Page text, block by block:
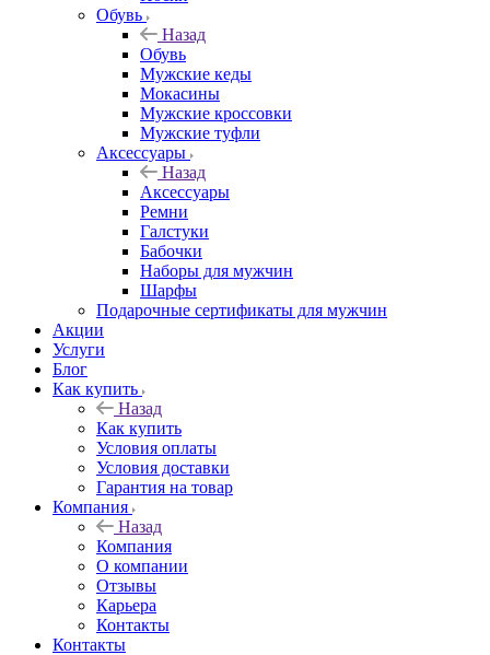
Обувь
Назад
Обувь
Мужские кеды
Мокасины
Мужские кроссовки
Мужские туфли
Аксессуары
Назад
Аксессуары
Ремни
Галстуки
Бабочки
Наборы для мужчин
Шарфы
Подарочные сертификаты для мужчин
Акции
Услуги
Блог
Как купить
Назад
Как купить
Условия оплаты
Условия доставки
Гарантия на товар
Компания
Назад
Компания
О компании
Отзывы
Карьера
Контакты
Контакты